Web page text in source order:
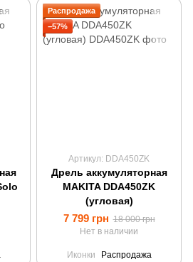
Распродажа
−57%
Артикул: DDA450ZK
Дрель аккумуляторная
MAKITA DDA450ZK
(угловая)
7 799 грн 18 000 грн
Нет в наличии
Иконки Распродажа